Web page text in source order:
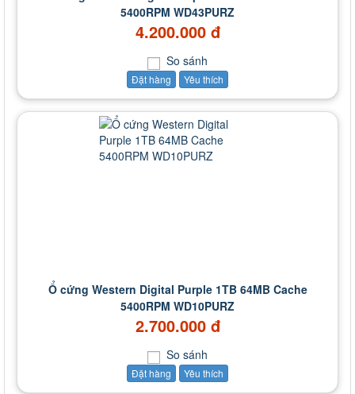
5400RPM WD43PURZ
4.200.000 đ
So sánh
Đặt hàng Yêu thích
Ổ cứng Western Digital Purple 1TB 64MB Cache
5400RPM WD10PURZ
2.700.000 đ
So sánh
Đặt hàng Yêu thích